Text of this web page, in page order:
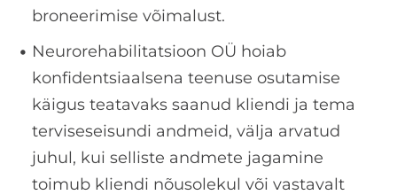
broneerimise võimalust.
Neurorehabilitatsioon OÜ hoiab
konfidentsiaalsena teenuse osutamise
käigus teatavaks saanud kliendi ja tema
terviseseisundi andmeid, välja arvatud
juhul, kui selliste andmete jagamine
toimub kliendi nõusolekul või vastavalt